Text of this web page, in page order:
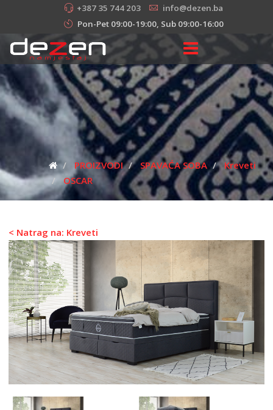
+387 35 744 203
info@dezen.ba
Pon-Pet 09:00-19:00, Sub 09:00-16:00
PROIZVODI SPAVAĆA SOBA
Kreveti
OSCAR
< Natrag na: Kreveti